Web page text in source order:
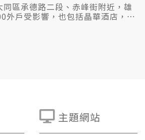
區承德路二段、赤峰街附近，雄
外戶受影響，也包括晶華酒店，有
因為地下高壓電纜線故障，才無
主題網站